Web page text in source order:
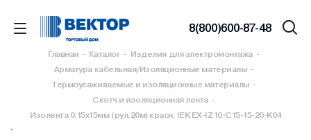
8(800)600-87-48
Главная - Каталог - Изделия для электромонтажа -
Арматура кабельная/Изоляционные материалы -
Термоусаживаемые и изоляционные материалы -
Скотч и изоляционная лента -
Изолента 0.15х15мм (рул.20м) красн. IEK EX-IZ10-C15-15-20-K04
`